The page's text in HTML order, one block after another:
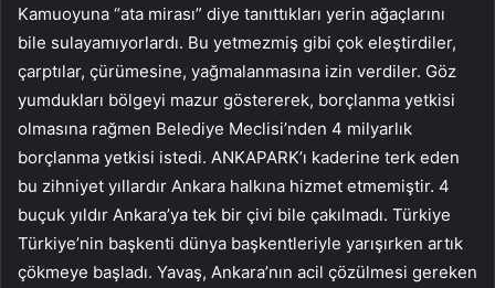
Kamuoyuna “ata mirası” diye tanıttıkları yerin ağaçlarını
bile sulayamıyorlardı. Bu yetmezmiş gibi çok eleştirdiler,
çarptılar, çürümesine, yağmalanmasına izin verdiler. Göz
yumdukları bölgeyi mazur göstererek, borçlanma yetkisi
olmasına rağmen Belediye Meclisi’nden 4 milyarlık
borçlanma yetkisi istedi. ANKAPARK’ı kaderine terk eden
bu zihniyet yıllardır Ankara halkına hizmet etmemiştir. 4
buçuk yıldır Ankara’ya tek bir çivi bile çakılmadı. Türkiye
Türkiye’nin başkenti dünya başkentleriyle yarışırken artık
çökmeye başladı. Yavaş, Ankara’nın acil çözülmesi gereken